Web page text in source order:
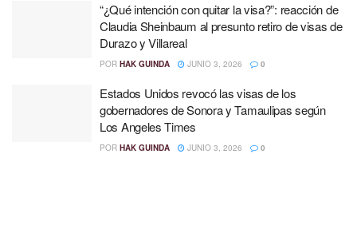
“¿Qué intención con quitar la visa?”: reacción de
Claudia Sheinbaum al presunto retiro de visas de
Durazo y Villareal
POR HAK GUINDA JUNIO 3, 2026 0
Estados Unidos revocó las visas de los
gobernadores de Sonora y Tamaulipas según
Los Angeles Times
POR HAK GUINDA JUNIO 3, 2026 0